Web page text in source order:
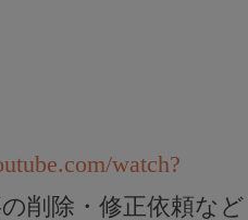
watch?
の削除・修正依頼など